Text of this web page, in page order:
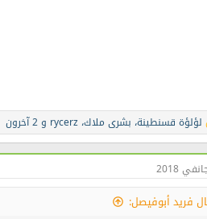
لؤلؤة قسنطينة، بشرى ملاك، rycerz و 2 آخرون
فريد أبوفيصل: